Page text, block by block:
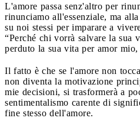
L'amore passa senz'altro per
rinunciamo all'essenziale, ma
su noi stessi per imparare a
“Perché chi vorrà salvare la sua
perduto la sua vita per amor
Il fatto è che se l'amore non
non diventa la motivazione
mie decisioni, si trasformerà a
sentimentalismo carente di
fine stesso dell'amore.